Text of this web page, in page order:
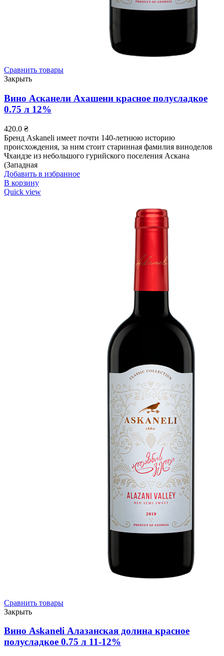
Сравнить товары
Закрыть
Вино Асканели Ахашени красное полусладкое
0.75 л 12%
420.0 ₴
Бренд Askaneli имеет почти 140-летнюю историю
происхождения, за ним стоит старинная фамилия виноделов
Чхаидзе из небольшого гурийского поселения Аскана
(Западная
Добавить в избранное
В корзину
Quick view
Сравнить товары
Закрыть
Вино Askaneli Алазанская долина красное
полусладкое 0.75 л 11-12%